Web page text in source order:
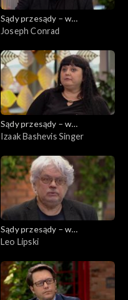
Sądy przesądy – w
powiększeniu
Joseph Conrad
Sądy przesądy – w
powiększeniu
Izaak Bashevis Singer
Sądy przesądy – w
powiększeniu
Leo Lipski